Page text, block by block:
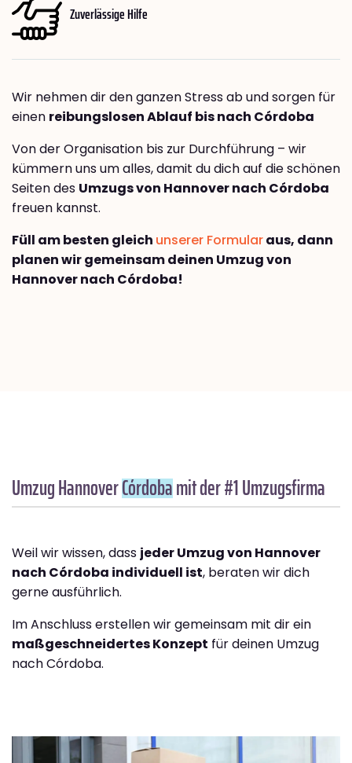
Zuverlässige Hilfe
Wir nehmen dir den ganzen Stress ab und sorgen für
einen reibungslosen Ablauf bis nach Córdoba
Von der Organisation bis zur Durchführung – wir
kümmern uns um alles, damit du dich auf die schönen
Seiten des Umzugs von Hannover nach Córdoba
freuen kannst.
Füll am besten gleich unserer Formularaus, dann
planen wir gemeinsam deinen Umzug von
Hannover nach Córdoba!
Umzug HannoverCórdobamit der #1 Umzugsfirma
Weil wir wissen, dass jeder Umzug von Hannover
nach Córdoba individuell ist, beraten wir dich
gerne ausführlich.
Im Anschluss erstellen wir gemeinsam mit dir ein
maßgeschneidertes Konzept für deinen Umzug
nach Córdoba.